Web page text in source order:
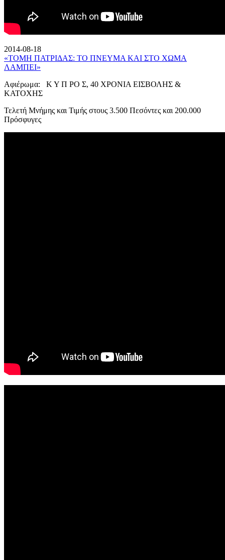
2014-08-18
«ΤΟΜΗ ΠΑΤΡΙΔΑΣ: ΤΟ ΠΝΕΥΜΑ ΚΑΙ ΣΤΟ ΧΩΜΑ
ΛΑΜΠΕΙ»
Αφιέρωμα: Κ Υ Π ΡΟ Σ, 40 ΧΡΟΝΙΑ ΕΙΣΒΟΛΗΣ &
ΚΑΤΟΧΗΣ
Τελετή Μνήμης και Τιμής στους 3.500 Πεσόντες και 200.000
Πρόσφυγες